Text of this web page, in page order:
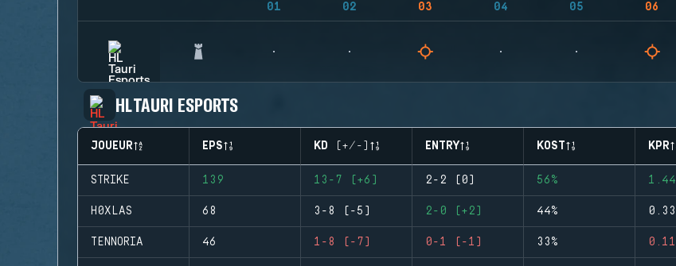
01 02 03 04 05 06
HL TAURI ESPORTS
JOUEUR EPS KD (+/-) ENTRY KOST KPR
STRIKE 139 13-7 (+6) 2-2 (0) 56% 1.44
H0XLAS 68 3-8 (-5) 2-0 (+2) 44% 0.33
TENNORIA 46 1-8 (-7) 0-1 (-1) 33% 0.11